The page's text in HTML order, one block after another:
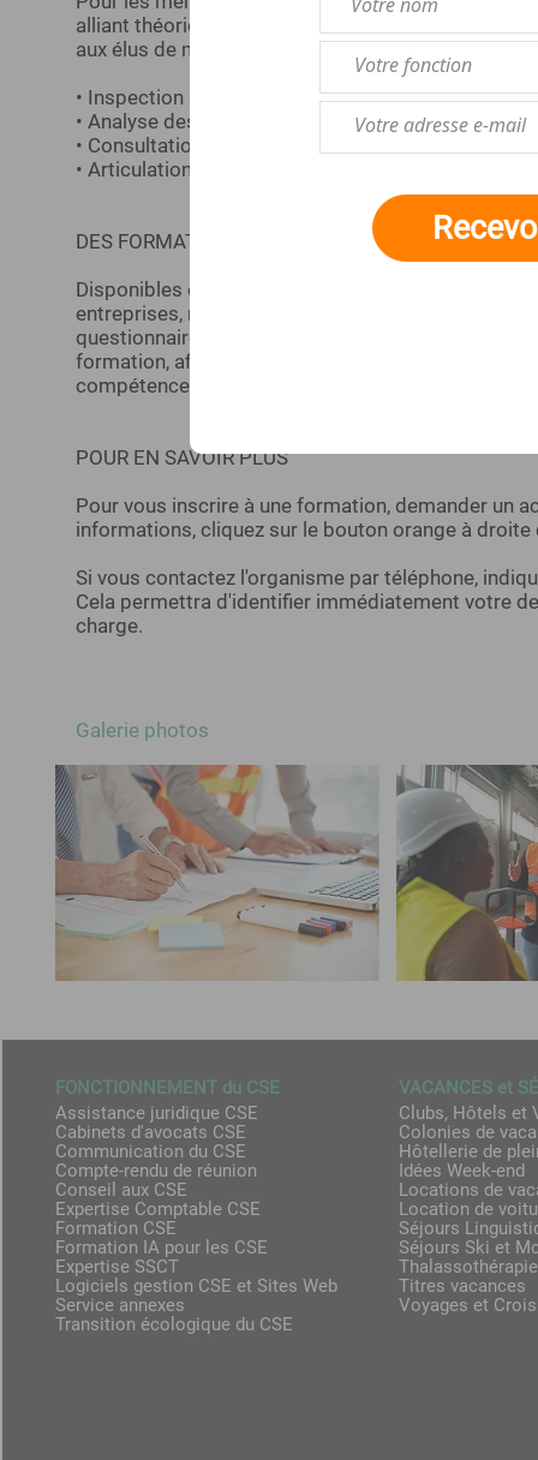
alliant théorie juridique et mises en situation
aux élus de maîtriser pleinement leurs
• Inspection des locaux
• Analyse des risques psychosociaux
• Consultation sur les projets impactant les
• Articulation avec les obligations de l'employeur
DES FORMATIONS FLEXIBLES ET
Disponibles en présentiel comme en distanciel,
entreprises, nos formations sont financées par les
questionnaire préalable. Qualyz s'engage
formation, afin que chaque élu ou responsable
compétences avec confiance et efficacité.
POUR EN SAVOIR PLUS
Pour vous inscrire à une formation, demander un
informations, cliquez sur le bouton orange à droite
Si vous contactez l'organisme par téléphone,
Cela permettra d'identifier immédiatement votre
charge.
Galerie photos
FONCTIONNEMENT du CSE
VACANCES et
Assistance juridique CSE
Clubs, Hôtels et
Cabinets d'avocats CSE
Colonies de
Communication du CSE
Hôtellerie de
Compte-rendu de réunion
Idées Week-end
Conseil aux CSE
Locations de
Expertise Comptable CSE
Location de
Formation CSE
Séjours
Formation IA pour les CSE
Séjours Ski et
Expertise SSCT
Logiciels gestion CSE et Sites Web
Titres vacances
Service annexes
Voyages et
Transition écologique du CSE